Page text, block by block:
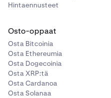
Hintaennusteet
Osto-oppaat
Osta Bitcoinia
Osta Ethereumia
Osta Dogecoinia
Osta XRP:tä
Osta Cardanoa
Osta Solanaa